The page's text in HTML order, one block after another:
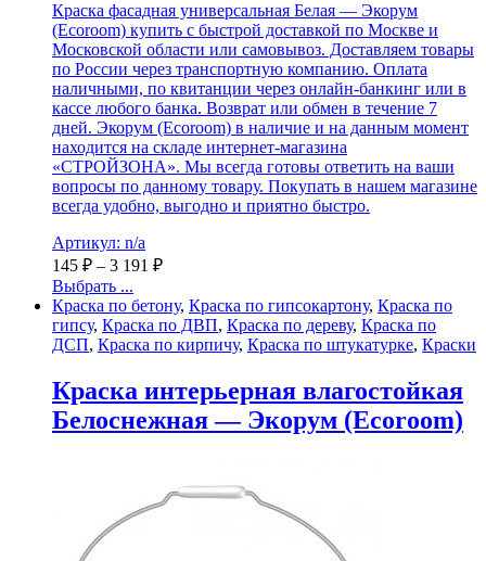
Краска фасадная универсальная Белая — Экорум
(Ecoroom) купить с быстрой доставкой по Москве и
Московской области или самовывоз. Доставляем товары
по России через транспортную компанию. Оплата
наличными, по квитанции через онлайн-банкинг или в
кассе любого банка. Возврат или обмен в течение 7
дней. Экорум (Ecoroom) в наличие и на данным момент
находится на складе интернет-магазина
«СТРОЙЗОНА». Мы всегда готовы ответить на ваши
вопросы по данному товару. Покупать в нашем магазине
всегда удобно, выгодно и приятно быстро.
Артикул: n/a
145 ₽ – 3 191 ₽
Выбрать ...
Краска по бетону, Краска по гипсокартону, Краска по
гипсу, Краска по ДВП, Краска по дереву, Краска по
ДСП, Краска по кирпичу, Краска по штукатурке, Краски
Краска интерьерная влагостойкая
Белоснежная — Экорум (Ecoroom)